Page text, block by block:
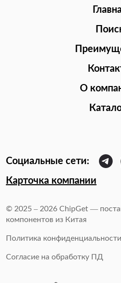
О
Карточка компании
© 2025 – 2026 ChipGet —
компонентов из Китая
Политика конфиденциальности
Согласие на обработку ПД